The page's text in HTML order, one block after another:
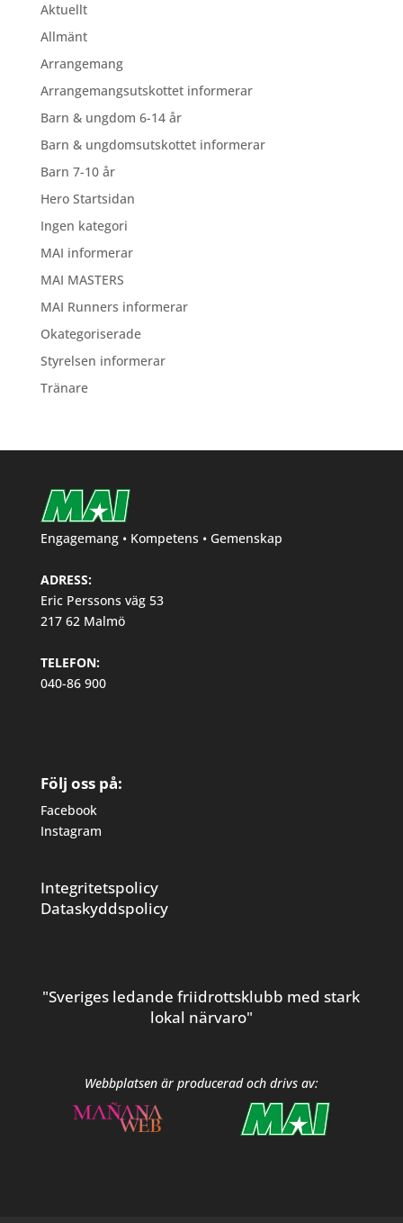
Aktuellt
Allmänt
Arrangemang
Arrangemangsutskottet informerar
Barn & ungdom 6-14 år
Barn & ungdomsutskottet informerar
Barn 7-10 år
Hero Startsidan
Ingen kategori
MAI informerar
MAI MASTERS
MAI Runners informerar
Okategoriserade
Styrelsen informerar
Tränare
Engagemang • Kompetens • Gemenskap
ADRESS:
Eric Perssons väg 53
217 62 Malmö
TELEFON:
040-86 900
Följ oss på:
Facebook
Instagram
Integritetspolicy
Dataskyddspolicy
"Sveriges ledande friidrottsklubb med stark
lokal närvaro"
Webbplatsen är producerad och drivs av: